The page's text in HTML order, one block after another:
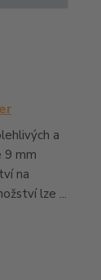
a
9 mm
na
lze ...